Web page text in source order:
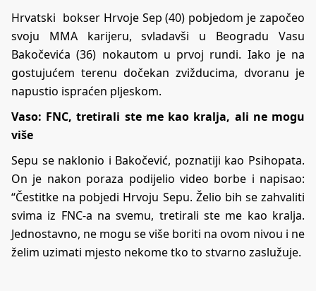
Hrvatski bokser Hrvoje Sep (40) pobjedom je započeo
svoju MMA karijeru, svladavši u Beogradu Vasu
Bakočevića (36) nokautom u prvoj rundi. Iako je na
gostujućem terenu dočekan zvižducima, dvoranu je
napustio ispraćen pljeskom.
Vaso: FNC, tretirali ste me kao kralja, ali ne mogu
više
Sepu se naklonio i Bakočević, poznatiji kao Psihopata.
On je nakon poraza podijelio video borbe i napisao:
“Čestitke na pobjedi Hrvoju Sepu. Želio bih se zahvaliti
svima iz FNC-a na svemu, tretirali ste me kao kralja.
Jednostavno, ne mogu se više boriti na ovom nivou i ne
želim uzimati mjesto nekome tko to stvarno zaslužuje.